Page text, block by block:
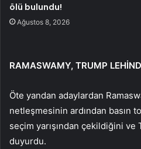
ölü bulundu!
Ağustos 8, 2026
RAMASWAMY, TRUMP
Öte yandan adaylardan
netleşmesinin ardından basın
seçim yarışından çekildiğini ve
duyurdu.